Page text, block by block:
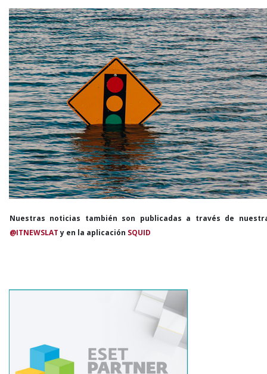
Nuestras noticias también son publicadas a través de
@ITNEWSLATy en la aplicación SQUID